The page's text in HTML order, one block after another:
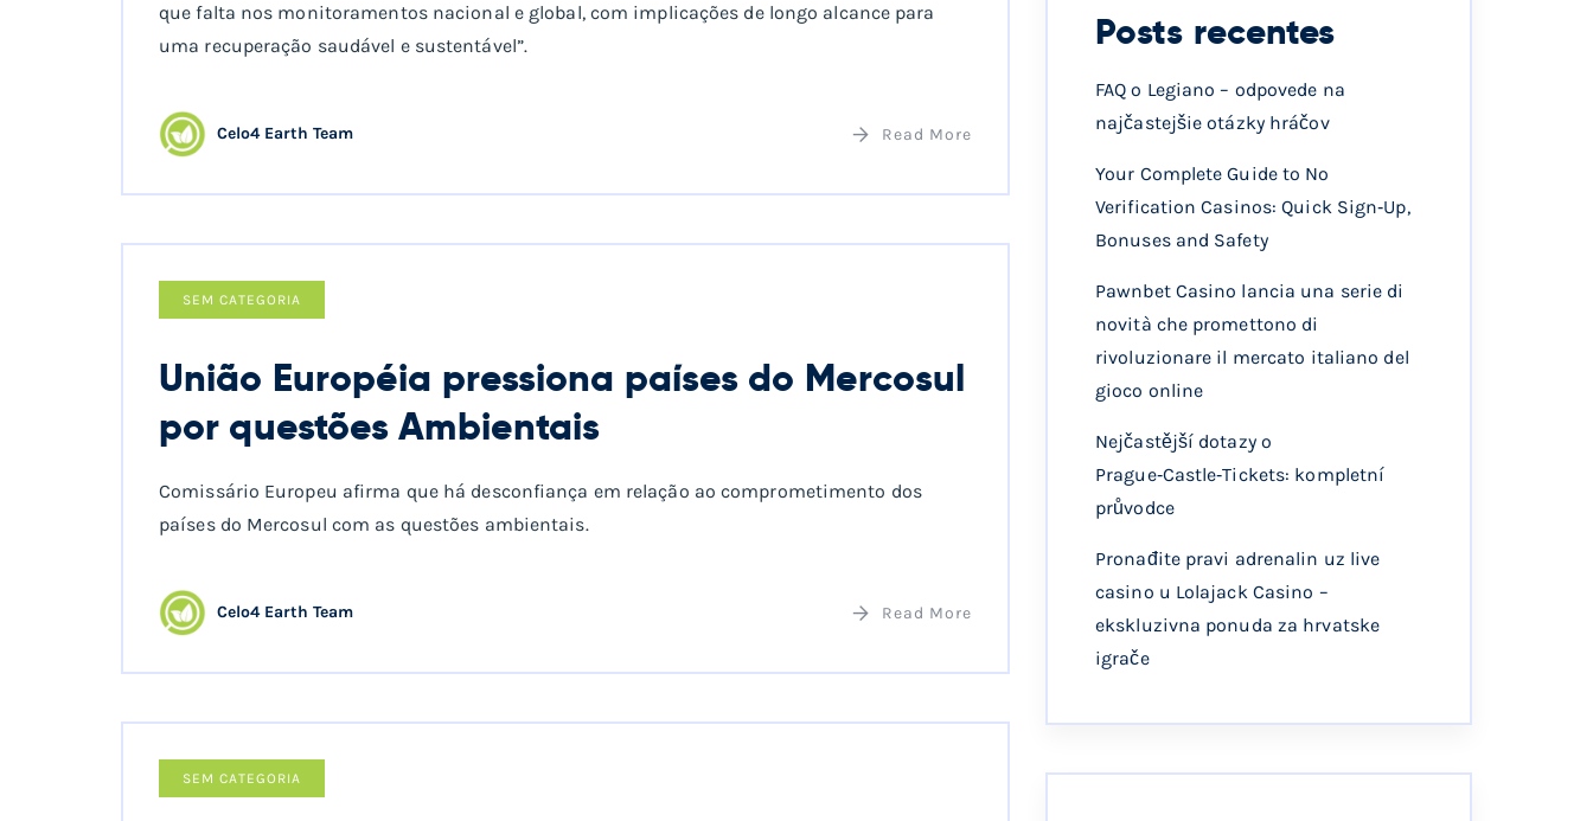
que falta nos monitoramentos nacional e global, com implicações de longo alcance para
uma recuperação saudável e sustentável”.
Celo4 Earth Team Read More
SEM CATEGORIA
União Européia pressiona países do Mercosul
por questões Ambientais
Comissário Europeu afirma que há desconfiança em relação ao comprometimento dos
países do Mercosul com as questões ambientais.⠀
Celo4 Earth Team Read More
SEM CATEGORIA
Posts recentes
FAQ o Legiano – odpovede na
najčastejšie otázky hráčov
Your Complete Guide to No
Verification Casinos: Quick Sign‑Up,
Bonuses and Safety
Pawnbet Casino lancia una serie di
novità che promettono di
rivoluzionare il mercato italiano del
gioco online
Nejčastější dotazy o
Prague‑Castle‑Tickets: kompletní
průvodce
Pronađite pravi adrenalin uz live
casino u Lolajack Casino –
ekskluzivna ponuda za hrvatske
igrače